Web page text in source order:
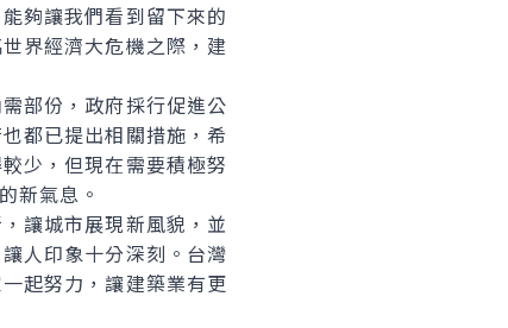
夠讓我們看到留下來的
界經濟大危機之際，建
部份，政府採行促進公
都已提出相關措施，希
少，但現在需要積極努
新氣息。
讓城市展現新風貌，並
人印象十分深刻。台灣
起努力，讓建築業有更